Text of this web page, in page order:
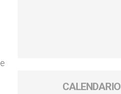
CALENDARIO